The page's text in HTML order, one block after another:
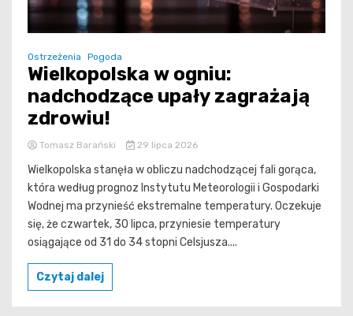
Ostrzeżenia Pogoda
Wielkopolska w ogniu:
nadchodzące upały zagrażają
zdrowiu!
Tomasz Barański 29 lipca 2026
Wielkopolska stanęła w obliczu nadchodzącej fali gorąca,
która według prognoz Instytutu Meteorologii i Gospodarki
Wodnej ma przynieść ekstremalne temperatury. Oczekuje
się, że czwartek, 30 lipca, przyniesie temperatury
osiągające od 31 do 34 stopni Celsjusza....
Czytaj dalej